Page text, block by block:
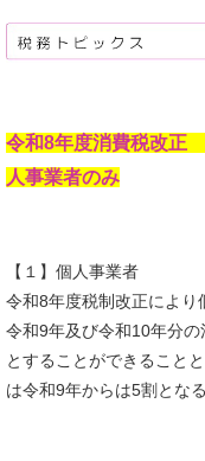
令和8年度消費税改正
人事業者のみ
【１】個人事業者
令和8年度税制改正によ
令和9年及び令和10年分
とすることができること
は令和9年からは5割とな